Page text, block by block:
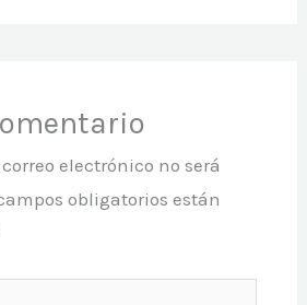
electrónico no será
obligatorios están